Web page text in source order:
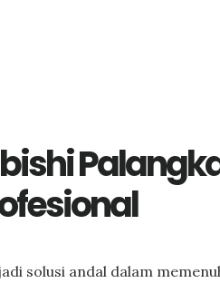
solusi andal dalam